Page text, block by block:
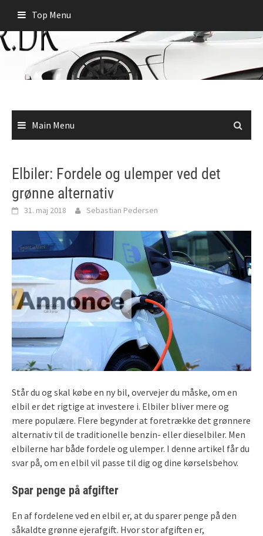
content
Top Menu
Main Menu
Elbiler: Fordele og ulemper ved det
grønne alternativ
31. maj 2018 Sebastian Pedersen
Står du og skal købe en ny bil, overvejer du måske, om en
elbil er det rigtige at investere i. Elbiler bliver mere og
mere populære. Flere begynder at foretrække det grønnere
alternativ til de traditionelle benzin- eller dieselbiler. Men
elbilerne har både fordele og ulemper. I denne artikel får du
svar på, om en elbil vil passe til dig og dine kørselsbehov.
Spar penge på afgifter
En af fordelene ved en elbil er, at du sparer penge på den
såkaldte grønne ejerafgift. Hvor stor afgiften er,